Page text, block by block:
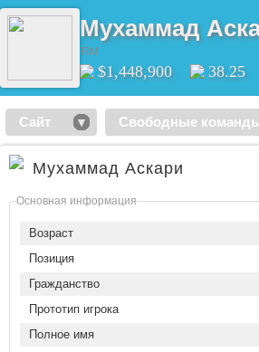
Мухаммад
RM
$1,448,900 38.25
Сайт Свободные
Мухаммад Аскари
Основная информация
Возраст
Позиция
Гражданство
Прототип игрока
Полное имя